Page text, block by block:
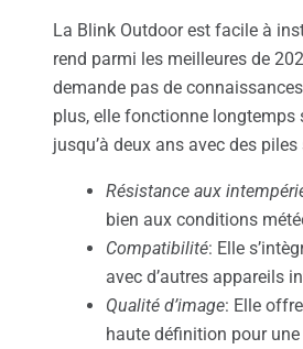
La Blink Outdoor est facile à
rend parmi les meilleures de
demande pas de
plus, elle fonctionne longtemps
jusqu’à deux ans avec des
Résistance aux
bien aux conditions
Compatibilité: Elle
avec d’autres appareils
Qualité d’image: Elle
haute définition pour